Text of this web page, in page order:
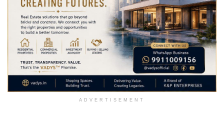
ADVERTISEMENT